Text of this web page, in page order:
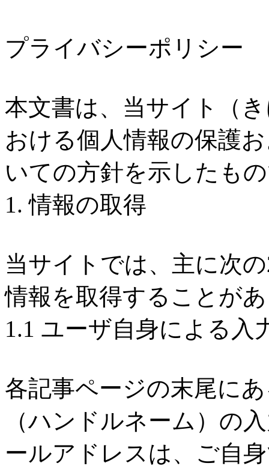
プライバシーポリシー
本文書は、当サイト（
おける個人情報の保護
いての方針を示したも
1. 情報の取得
当サイトでは、主に次
情報を取得することが
1.1 ユーザ自身による入
各記事ページの末尾に
（ハンドルネーム）の
ールアドレスは、ご自